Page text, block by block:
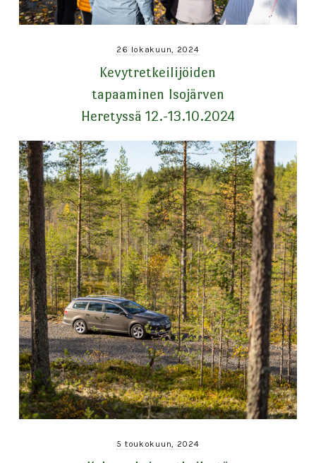
26 lokakuun, 2024
Kevytretkeilijöiden
tapaaminen Isojärven
Heretyssä 12.-13.10.2024
5 toukokuun, 2024